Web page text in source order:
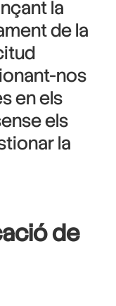
la
de la
nos
en els
els
la
de